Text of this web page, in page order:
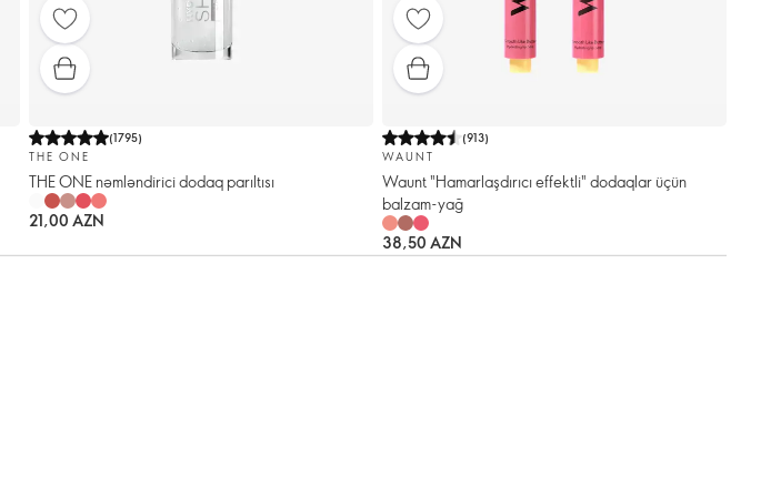
(1795)
THE ONE
THE ONE nəmləndirici dodaq parıltısı
21,00 AZN
(913)
WAUNT
Waunt "Hamarlaşdırıcı effektli" dodaqlar üçün
balzam-yağ
38,50 AZN